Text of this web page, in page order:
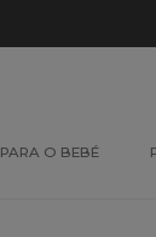
PARA O BEBÉ